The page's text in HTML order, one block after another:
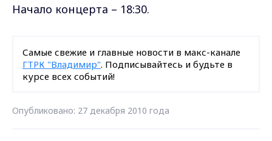
Начало концерта – 18:30.
Самые свежие и главные новости в макс-канале
ГТРК "Владимир". Подписывайтесь и будьте в
курсе всех событий!
Опубликовано: 27 декабря 2010 года